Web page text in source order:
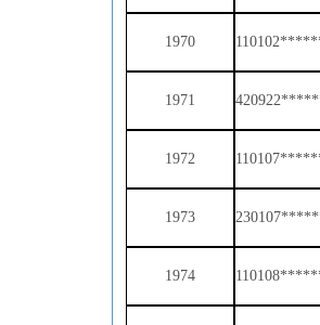
1970
1971
1972
1973
1974